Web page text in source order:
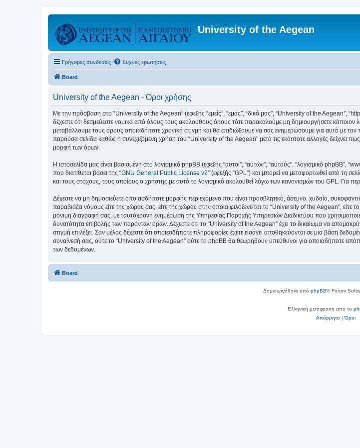
University of the Aegean
Γρήγορες συνδέσεις Συχνές ερωτήσεις
Board
University of the Aegean - Όροι χρήσης
Με την πρόσβαση στο “University of the Aegean” (εφεξής “εμείς”, “εμάς”, “δικό μας”, “University of the Aegean”,
δέχεστε ότι δεσμεύεστε νομικά από όλους τους ακόλουθους όρους τότε παρακαλούμε μη δημιουργήσετε
μεταβάλλουμε τους όρους οποιαδήποτε χρονική στιγμή και θα επιδιώξουμε να σας ενημερώσουμε για αυτό με
παρούσα σελίδα καθώς η συνεχιζόμενη χρήση του “University of the Aegean” μετά τις εκάστοτε αλλαγές δείχνει
μορφή των όρων.
Η ιστοσελίδα μας είναι βασισμένη στο λογισμικό phpBB (εφεξής “αυτοί”, “αυτών”, “αυτούς”, “λογισμικό
που διατίθεται βάσει της “GNU General Public License v2” (εφεξής “GPL”) και μπορεί να μεταφορτωθεί από τη
και τους στόχους, τους οποίους ο χρήστης με αυτό το λογισμικό ακολουθεί λόγω των κανονισμών του GPL. Για
Δέχεστε να μη δημοσιεύετε οποιασδήποτε μορφής περιεχόμενο που είναι προσβλητικό, άσεμνο, χυδαίο,
παραβιάζει νόμους είτε της χώρας σας, είτε της χώρας στην οποία φιλοξενείται το “University of the Aegean”, είτε
μόνιμη διαγραφή σας, με ταυτόχρονη ενημέρωση της Υπηρεσίας Παροχής Υπηρεσιών Διαδικτύου που
δυνατότητα επιβολής των παρόντων όρων. Δέχεστε ότι το “University of the Aegean” έχει το δικαίωμα να
στιγμή επιλέξει. Σαν μέλος δέχεστε ότι οποιεσδήποτε πληροφορίες έχετε εισάγει αποθηκεύονται σε μια βάση
συναίνεσή σας, ούτε το “University of the Aegean” ούτε το phpBB θα θεωρηθούν υπεύθυνοι για οποιαδήποτε
των δεδομένων.
Board
Δημιουργήθηκε από phpBB® Forum
Ελληνική μετάφραση από το
Απόρρητο|Όροι